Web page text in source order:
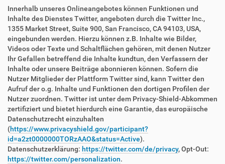
Innerhalb unseres Onlineangebotes können Funktionen und
Inhalte des Dienstes Twitter, angeboten durch die Twitter Inc.,
1355 Market Street, Suite 900, San Francisco, CA 94103, USA,
eingebunden werden. Hierzu können z.B. Inhalte wie Bilder,
Videos oder Texte und Schaltflächen gehören, mit denen Nutzer
Ihr Gefallen betreffend die Inhalte kundtun, den Verfassern der
Inhalte oder unsere Beiträge abonnieren können. Sofern die
Nutzer Mitglieder der Plattform Twitter sind, kann Twitter den
Aufruf der o.g. Inhalte und Funktionen den dortigen Profilen der
Nutzer zuordnen. Twitter ist unter dem Privacy-Shield-Abkommen
zertifiziert und bietet hierdurch eine Garantie, das europäische
Datenschutzrecht einzuhalten
(https://www.privacyshield.gov/participant?
id=a2zt0000000TORzAAO&status=Active).
Datenschutzerklärung: https://twitter.com/de/privacy, Opt-Out:
https://twitter.com/personalization.